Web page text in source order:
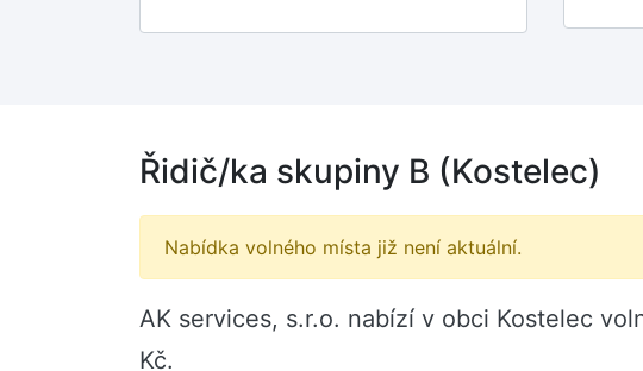
Řidič/ka skupiny B (Kostelec)
Nabídka volného místa již není aktuální.
AK services, s.r.o. nabízí v obci Kostelec
Kč.